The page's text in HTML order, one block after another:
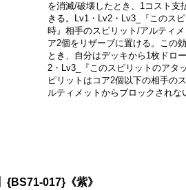
を消滅/破壊したとき、1コスト支
きる。Lv1・Lv2・Lv3_『このス
時』相手のスピリット/アルティ
ア2個をリザーブに置ける。この
とき、自分はデッキから1枚ドロ
2・Lv3_『このスピリットのアタ
ピリットはコア2個以下の相手の
ルティメットからブロックされな
{BS71-017}《紫》